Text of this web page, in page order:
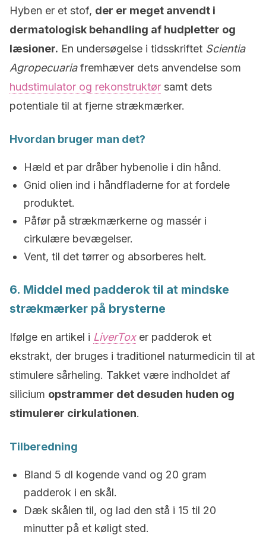
Hyben er et stof, der er meget anvendt i
dermatologisk behandling af hudpletter og
læsioner. En undersøgelse i tidsskriftet Scientia
Agropecuariafremhæver dets anvendelse som
hudstimulator og rekonstruktør samt dets
potentiale til at fjerne strækmærker.
Hvordan bruger man det?
Hæld et par dråber hybenolie i din hånd.
Gnid olien ind i håndfladerne for at fordele
produktet.
Påfør på strækmærkerne og massér i
cirkulære bevægelser.
Vent, til det tørrer og absorberes helt.
6. Middel med padderok til at mindske
strækmærker på brysterne
Ifølge en artikel i LiverToxer padderok et
ekstrakt, der bruges i traditionel naturmedicin til at
stimulere sårheling. Takket være indholdet af
silicium opstrammer det desuden huden og
stimulerer cirkulationen.
Tilberedning
Bland 5 dl kogende vand og 20 gram
padderok i en skål.
Dæk skålen til, og lad den stå i 15 til 20
minutter på et køligt sted.